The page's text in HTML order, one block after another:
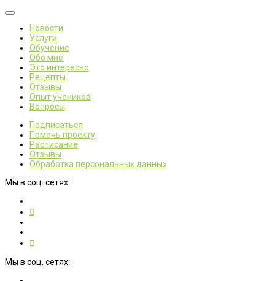
Новости
Услуги
Обучение
Обо мне
Это интересно
Рецепты
Отзывы
Опыт учеников
Вопросы
Подписаться
Помочь проекту
Расписание
Отзывы
Обработка персональных данных
Мы в соц. сетях:
Мы в соц. сетях: